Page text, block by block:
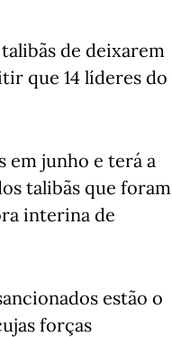
de deixarem
que 14 líderes do
em junho e terá a
talibãs que foram
interina de
estão o
forças